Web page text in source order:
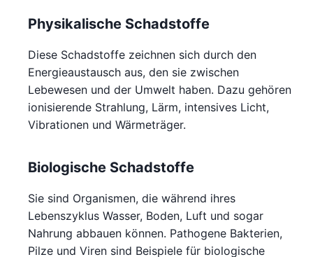
Physikalische Schadstoffe
Diese Schadstoffe zeichnen sich durch den
Energieaustausch aus, den sie zwischen
Lebewesen und der Umwelt haben. Dazu gehören
ionisierende Strahlung, Lärm, intensives Licht,
Vibrationen und Wärmeträger.
Biologische Schadstoffe
Sie sind Organismen, die während ihres
Lebenszyklus Wasser, Boden, Luft und sogar
Nahrung abbauen können. Pathogene Bakterien,
Pilze und Viren sind Beispiele für biologische